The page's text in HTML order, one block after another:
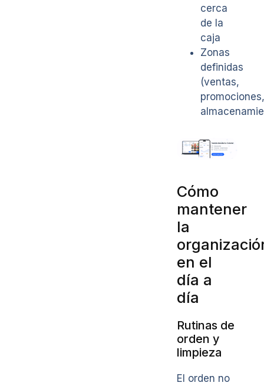
cerca
de la
caja
Zonas
definidas
(ventas,
promociones,
Cómo
mantener
la
en el
día a
día
Rutinas de
orden y
limpieza
El orden no